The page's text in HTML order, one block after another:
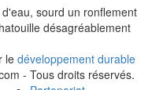
sourd un ronflement
désagréablement
le développement durable
- Tous droits réservés.